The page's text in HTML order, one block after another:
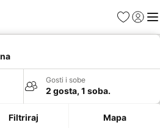
FavoritiPrijavi
Gosti i sobe
2 gosta, 1 soba.
Filtriraj Mapa